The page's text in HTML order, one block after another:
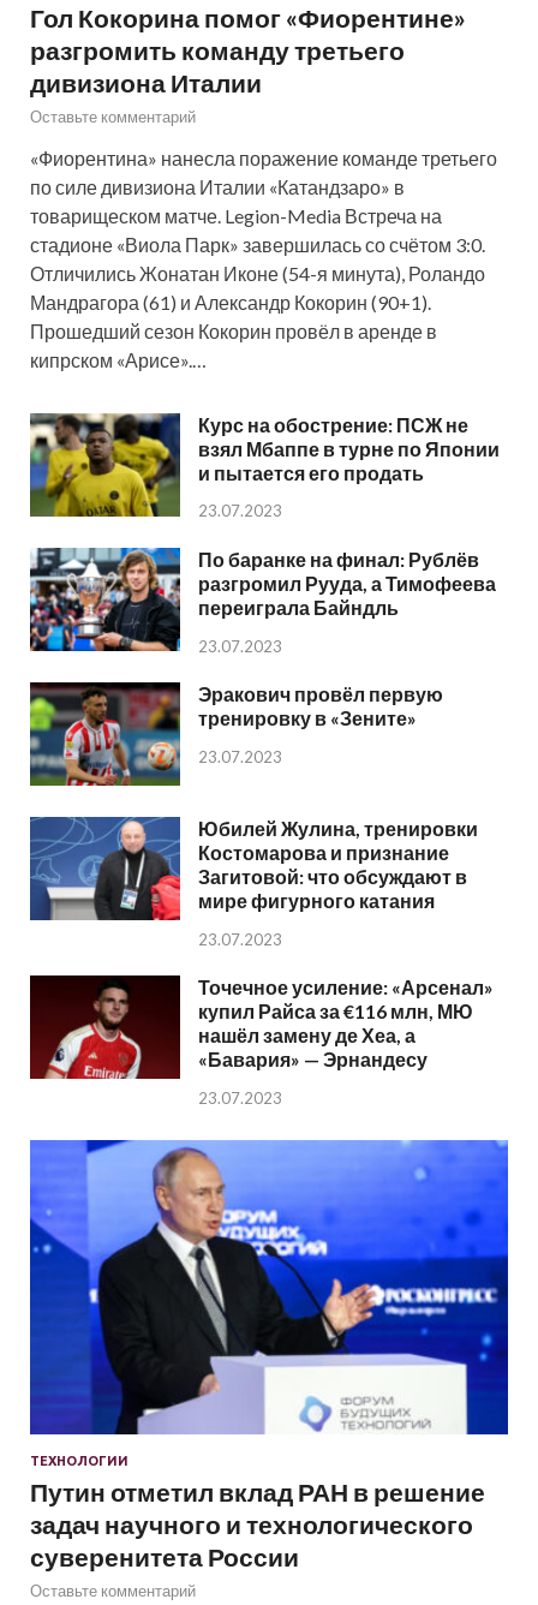
Гол Кокорина помог «Фиорентине»
разгромить команду третьего
дивизиона Италии
Оставьте комментарий
«Фиорентина» нанесла поражение команде третьего
по силе дивизиона Италии «Катандзаро» в
товарищеском матче. Legion-Media Встреча на
стадионе «Виола Парк» завершилась со счётом 3:0.
Отличились Жонатан Иконе (54-я минута), Роландо
Мандрагора (61) и Александр Кокорин (90+1).
Прошедший сезон Кокорин провёл в аренде в
кипрском «Арисе».…
Курс на обострение: ПСЖ не
взял Мбаппе в турне по Японии
и пытается его продать
23.07.2023
По баранке на финал: Рублёв
разгромил Рууда, а Тимофеева
переиграла Байндль
23.07.2023
Эракович провёл первую
тренировку в «Зените»
23.07.2023
Юбилей Жулина, тренировки
Костомарова и признание
Загитовой: что обсуждают в
мире фигурного катания
23.07.2023
Точечное усиление: «Арсенал»
купил Райса за €116 млн, МЮ
нашёл замену де Хеа, а
«Бавария» — Эрнандесу
23.07.2023
ТЕХНОЛОГИИ
Путин отметил вклад РАН в решение
задач научного и технологического
суверенитета России
Оставьте комментарий